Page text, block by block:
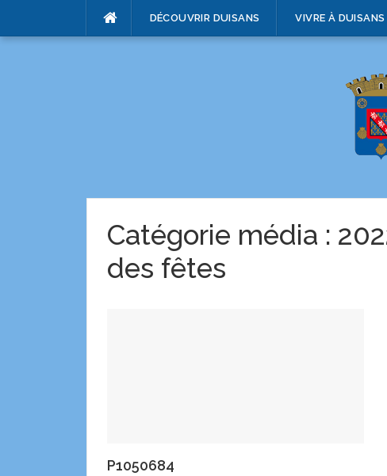
DÉCOUVRIR DUISANS VIVRE À DUISANS
Catégorie média :
des fêtes
P1050684